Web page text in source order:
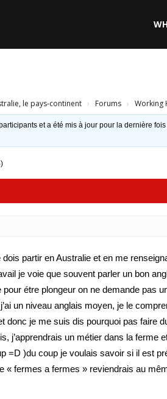
le pays-continent › Forums › Working
et a été mis à jour pour la dernière
dois partir en Australie et en me
je voie que souvent parler un bon
pour étre plongeur on ne demande pas
un niveau anglais moyen, je le
donc je me suis dis pourquoi pas faire
j’apprendrais un métier dans la ferme
=D )du coup je voulais savoir si il est
« fermes a fermes » reviendrais au